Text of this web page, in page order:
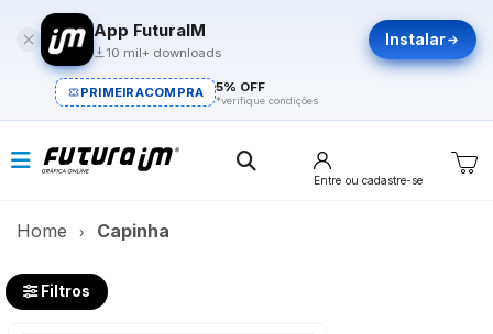
App FuturaIM
10 mil+ downloads
Instalar
PRIMEIRACOMPRA 5% OFF
*verifique condições
Entre ou cadastre-se
Home Capinha
Filtros